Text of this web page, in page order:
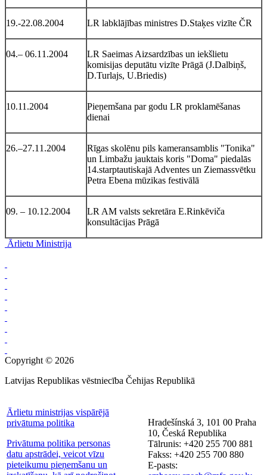
19.-22.08.2004 LR labklājības ministres D.Staķes vizīte ČR
04.– 06.11.2004
LR Saeimas Aizsardzības un iekšlietu
komisijas deputātu vizīte Prāgā (J.Dalbiņš,
D.Turlajs, U.Briedis)
10.11.2004
Pieņemšana par godu LR proklamēšanas
dienai
26.–27.11.2004
Rīgas skolēnu pils kameransamblis "Tonika"
un Limbažu jauktais koris "Doma" piedalās
14.starptautiskajā Adventes un Ziemassvētku
Petra Ebena mūzikas festivālā
09. – 10.12.2004
LR AM valsts sekretāra E.Rinkēviča
konsultācijas Prāgā
Ārlietu Ministrija
Copyright © 2026
Latvijas Republikas vēstniecība Čehijas Republikā
Ārlietu ministrijas vispārējā
privātuma politika
Privātuma politika personas
datu apstrādei, veicot vīzu
pieteikumu pieņemšanu un
Hradešínská 3, 101 00 Praha
10, Česká Republika
Tālrunis: +420 255 700 881
Fakss: +420 255 700 880
E-pasts: